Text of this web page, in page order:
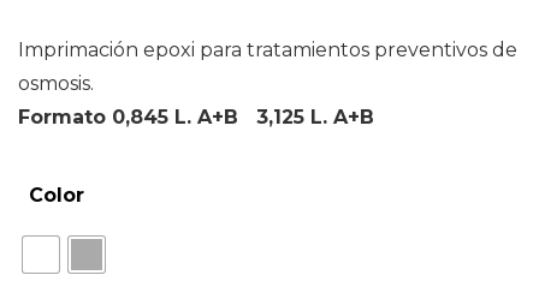
Imprimación epoxi para tratamientos preventivos de
osmosis.
Formato 0,845 L. A+B 3,125 L. A+B
Color